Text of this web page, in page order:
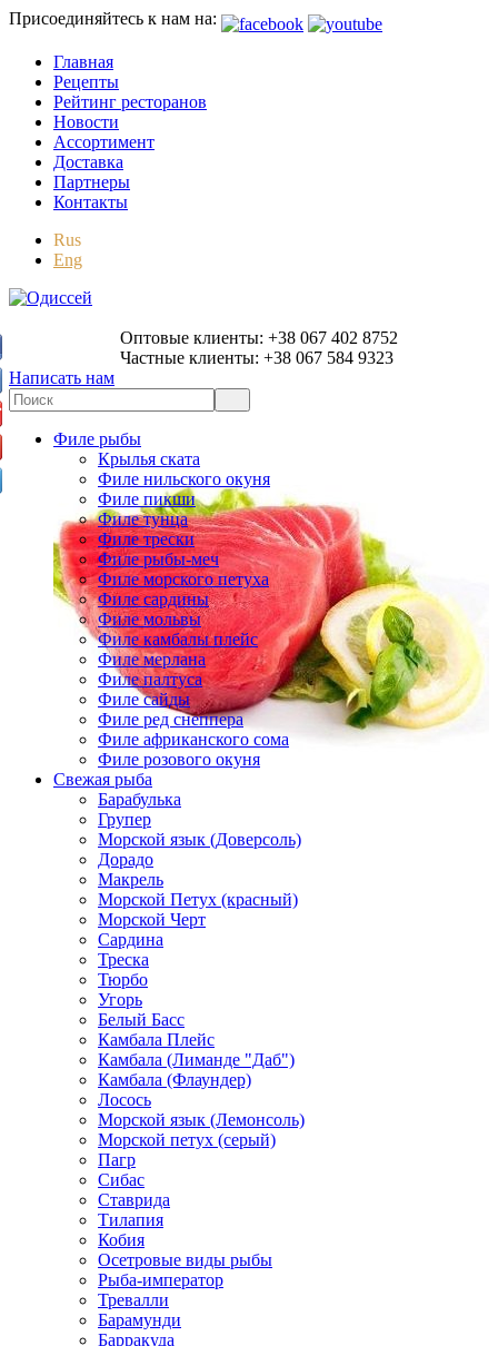
Присоединяйтесь к нам на:
Главная
Рецепты
Рейтинг ресторанов
Новости
Ассортимент
Доставка
Партнеры
Контакты
Rus
Eng
Оптовые клиенты: +38 067 402 8752
Частные клиенты: +38 067 584 9323
Написать нам
Филе рыбы
Крылья ската
Филе нильского окуня
Филе пикши
Филе тунца
Филе трески
Филе рыбы-меч
Филе морского петуха
Филе сардины
Филе мольвы
Филе камбалы плейс
Филе мерлана
Филе палтуса
Филе сайды
Филе ред снеппера
Филе африканского сома
Филе розового окуня
Cвежая рыба
Барабулька
Групер
Морской язык (Доверсоль)
Дорадо
Макрель
Морской Петух (красный)
Морской Черт
Сардина
Треска
Тюрбо
Угорь
Белый Басс
Камбала Плейс
Камбала (Лиманде "Даб")
Камбала (Флаундер)
Лосось
Морской язык (Лемонсоль)
Морской петух (серый)
Пагр
Сибас
Ставрида
Тилапия
Кобия
Осетровые виды рыбы
Рыба-император
Тревалли
Барамунди
Барракуда